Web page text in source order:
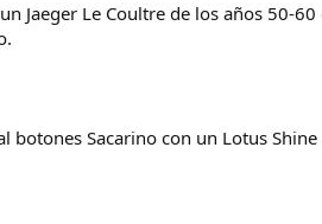
Jaeger Le Coultre de los años 50-
botones Sacarino con un Lotus